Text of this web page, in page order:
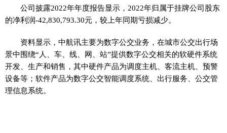
公司披露2022年年度报告显示，2022年归属于挂牌公司股东
的净利润-42,830,793.30元，较上年同期亏损减少。
资料显示，中航讯主要为数字公交业务，在城市公交出行场
景中围绕“人、车、线、网、站”提供数字公交相关的软硬件系统
开发、生产和销售，其中硬件产品为调度主机、客流主机、预警
设备等；软件产品为数字公交智能调度系统、出行服务、公交管
理信息系统。